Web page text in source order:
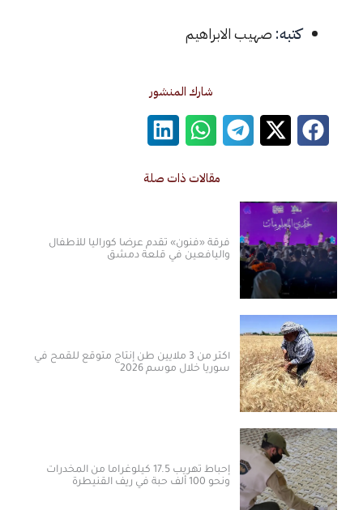
صهيب الابراهيم
شارك المنشور
مقالات ذات صلة
فرقة «فنون» تقدم عرضاً كورالياً للأطفال
واليافعين في قلعة دمشق
أكثر من 3 ملايين طن إنتاج متوقع للقمح في
سوريا خلال موسم 2026
إحباط تهريب 17.5 كيلوغراماً من المخدرات
ونحو 100 ألف حبة في ريف القنيطرة